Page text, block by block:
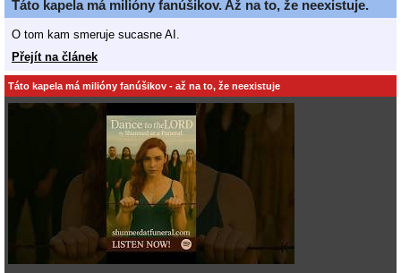
Táto kapela má milióny fanúšikov. Až na to, že neexistuje.
O tom kam smeruje sucasne AI.
Přejít na článek
Táto kapela má milióny fanúšikov - až na to, že neexistuje